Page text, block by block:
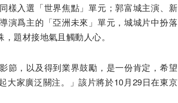
樣入選「世界焦點」單元；郭富城主演、新
演爲主的「亞洲未來」單元，城城片中扮落
題材接地氣且觸動人心。
節，以及得到業界鼓勵，是一份肯定，希望
大家廣泛關注。」該片將於10月29日在東京